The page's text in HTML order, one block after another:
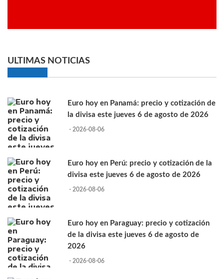
ULTIMAS NOTICIAS
Euro hoy en Panamá: precio y cotización de
la divisa este jueves 6 de agosto de 2026
- 2026-08-06
Euro hoy en Perú: precio y cotización de la
divisa este jueves 6 de agosto de 2026
- 2026-08-06
Euro hoy en Paraguay: precio y cotización
de la divisa este jueves 6 de agosto de
2026
- 2026-08-06